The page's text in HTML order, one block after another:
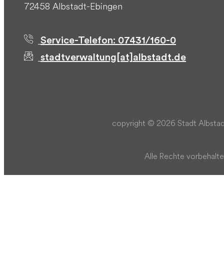
72458 Albstadt-Ebingen
Service-Telefon: 07431/160-0
stadtverwaltung[at]albstadt.de
copyright © 2026 Stadt
Alle Rechte